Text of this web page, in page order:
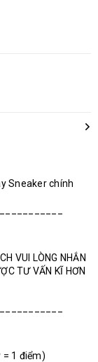
Sneaker chính
VUI LÒNG NHẮN
TƯ VẤN KĨ HƠN
1 điểm)